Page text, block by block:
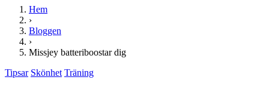
Hem
›
Bloggen
›
Missjey batteriboostar dig
Tipsar Skönhet Träning